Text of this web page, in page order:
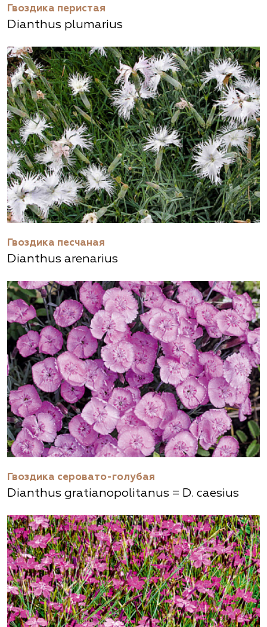
Гвоздика перистая
Dianthus plumarius
Гвоздика песчаная
Dianthus arenarius
Гвоздика серовато-голубая
Dianthus gratianopolitanus = D. caesius